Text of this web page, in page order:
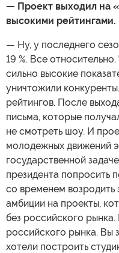
— Проект выходил на
высокими рейтингами.
— Ну, у последнего
19 %. Все
сильно высокие
уничтожили
рейтингов. После
письма, которые
не смотреть шоу. И
молодежных движений
государственной
президента попросить
со временем возродить
амбиции на проекты,
без российского
российского рынка. Вы
хотели построить